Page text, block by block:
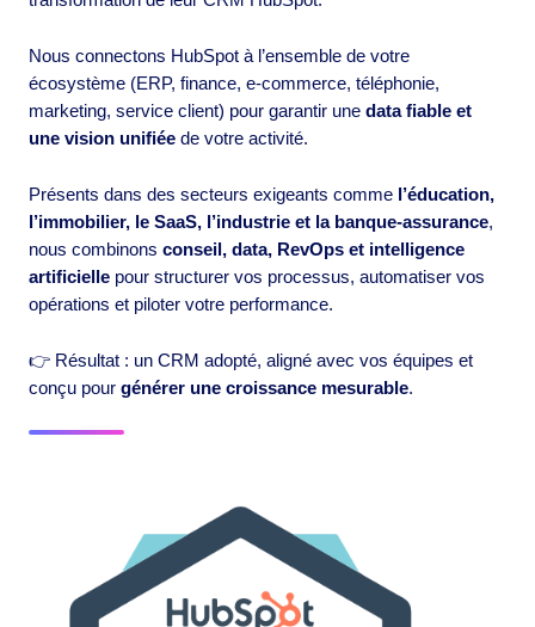
Nous connectons HubSpot à l’ensemble de votre
écosystème (ERP, finance, e-commerce, téléphonie,
marketing, service client) pour garantir une data fiable et
une vision unifiée de votre activité.
Présents dans des secteurs exigeants comme l’éducation,
l’immobilier, le SaaS, l’industrie et la banque-assurance,
nous combinons conseil, data, RevOps et intelligence
artificielle pour structurer vos processus, automatiser vos
opérations et piloter votre performance.
👉 Résultat : un CRM adopté, aligné avec vos équipes et
conçu pour générer une croissance mesurable.